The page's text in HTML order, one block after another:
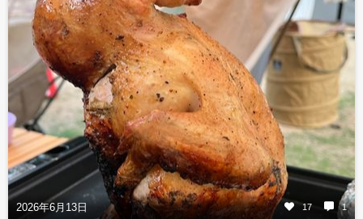
2026年6月13日 17 1